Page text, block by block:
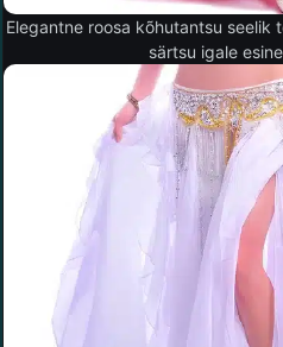
Elegantne roosa kõhutantsu seelik
särtsu igale